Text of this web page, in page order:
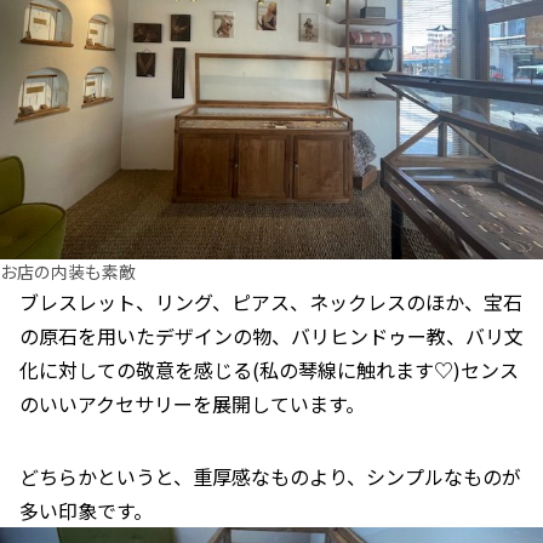
お店の内装も素敵
ブレスレット、リング、ピアス、ネックレスのほか、宝石
の原石を用いたデザインの物、バリヒンドゥー教、バリ文
化に対しての敬意を感じる(私の琴線に触れます♡)センス
のいいアクセサリーを展開しています。
どちらかというと、重厚感なものより、シンプルなものが
多い印象です。